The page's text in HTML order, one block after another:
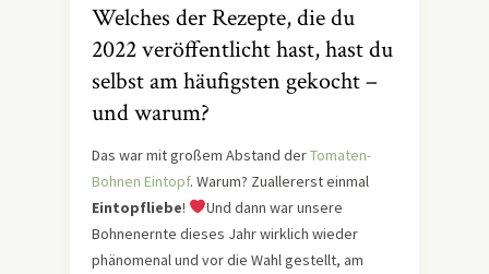
Welches der Rezepte, die du
2022 veröffentlicht hast, hast du
selbst am häufigsten gekocht –
und warum?
Das war mit großem Abstand derTomaten-
Bohnen Eintopf. Warum? Zuallererst einmal
Eintopfliebe!
Und dann war unsere
Bohnenernte dieses Jahr wirklich wieder
phänomenal und vor die Wahl gestellt, am